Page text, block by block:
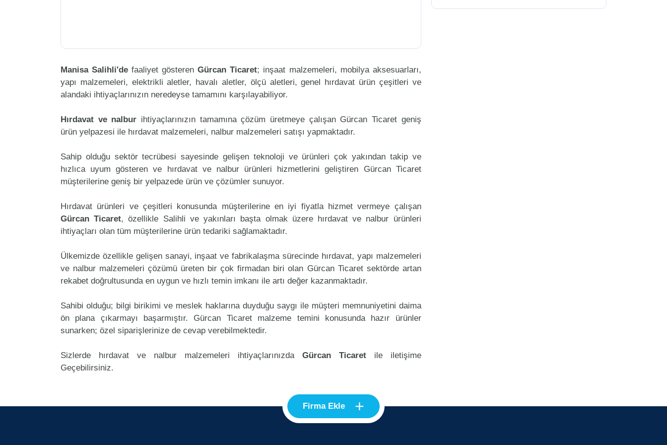
Manisa Salihli'de faaliyet gösterenGürcan Ticaret; inşaat malzemeleri, mobilya aksesuarları,
yapı malzemeleri, elektrikli aletler, havalı aletler, ölçü aletleri, genel hırdavat ürün çeşitleri ve
alandaki ihtiyaçlarınızın neredeyse tamamını karşılayabiliyor.
Hırdavat ve nalbur ihtiyaçlarınızın tamamına çözüm üretmeye çalışan Gürcan Ticaret geniş
ürün yelpazesi ile hırdavat malzemeleri, nalbur malzemeleri satışı yapmaktadır.
Sahip olduğu sektör tecrübesi sayesinde gelişen teknoloji ve ürünleri çok yakından takip ve
hızlıca uyum gösteren ve hırdavat ve nalbur ürünleri hizmetlerini geliştiren Gürcan Ticaret
müşterilerine geniş bir yelpazede ürün ve çözümler sunuyor.
Hırdavat ürünleri ve çeşitleri konusunda müşterilerine en iyi fiyatla hizmet vermeye çalışan
Gürcan Ticaret, özellikle Salihli ve yakınları başta olmak üzere hırdavat ve nalbur ürünleri
ihtiyaçları olan tüm müşterilerine ürün tedariki sağlamaktadır.
Ülkemizde özellikle gelişen sanayi, inşaat ve fabrikalaşma sürecinde hırdavat, yapı malzemeleri
ve nalbur malzemeleri çözümü üreten bir çok firmadan biri olan Gürcan Ticaret sektörde artan
rekabet doğrultusunda en uygun ve hızlı temin imkanı ile artı değer kazanmaktadır.
Sahibi olduğu; bilgi birikimi ve meslek haklarına duyduğu saygı ile müşteri memnuniyetini daima
ön plana çıkarmayı başarmıştır. Gürcan Ticaret malzeme temini konusunda hazır ürünler
sunarken; özel siparişlerinize de cevap verebilmektedir.
Sizlerde hırdavat ve nalbur malzemeleri ihtiyaçlarınızda Gürcan Ticaretile iletişime
Geçebilirsiniz.
Firma Ekle +